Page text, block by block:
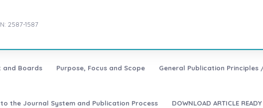
2587-1587
and Boards Purpose, Focus and Scope General Publication Principles
the Journal System and Publication Process DOWNLOAD ARTICLE READY